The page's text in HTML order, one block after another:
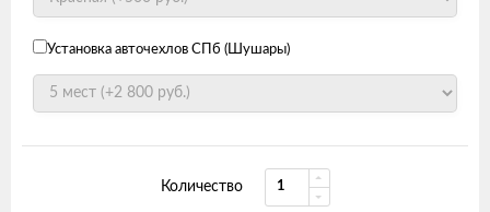
Установка авточехлов СПб (Шушары)
Количество